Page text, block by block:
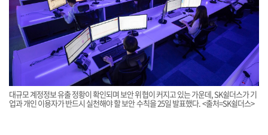
대규모 계정정보 유출 정황이 확인되며 보안 위협이 커지고 있는 가운데, SK쉴더스가 기
업과 개인 이용자가 반드시 실천해야 할 보안 수칙을 25일 발표했다. <출처=SK쉴더스>